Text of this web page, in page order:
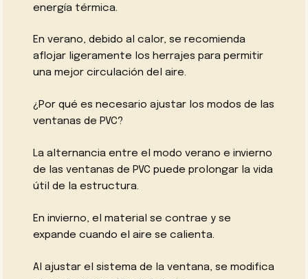
energía térmica.
En verano, debido al calor, se recomienda
aflojar ligeramente los herrajes para permitir
una mejor circulación del aire.
¿Por qué es necesario ajustar los modos de las
ventanas de PVC?
La alternancia entre el modo verano e invierno
de las ventanas de PVC puede prolongar la vida
útil de la estructura.
En invierno, el material se contrae y se
expande cuando el aire se calienta.
Al ajustar el sistema de la ventana, se modifica